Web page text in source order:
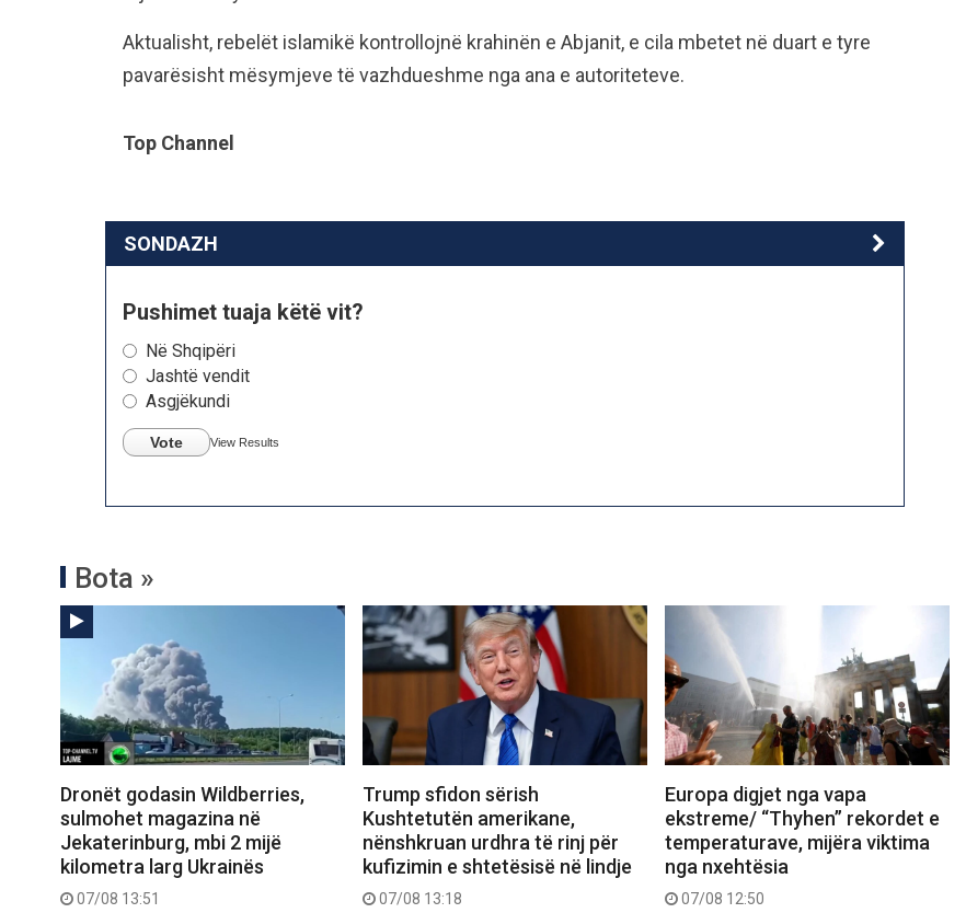
Aktualisht, rebelët islamikë kontrollojnë krahinën e Abjanit, e cila mbetet në duart e tyre
pavarësisht mësymjeve të vazhdueshme nga ana e autoriteteve.
Top Channel
SONDAZH
Pushimet tuaja këtë vit?
Në Shqipëri
Jashtë vendit
Asgjëkundi
Vote View Results
Bota »
Dronët godasin Wildberries,
sulmohet magazina në
Jekaterinburg, mbi 2 mijë
kilometra larg Ukrainës
07/08 13:51
Trump sfidon sërish
Kushtetutën amerikane,
nënshkruan urdhra të rinj për
kufizimin e shtetësisë në lindje
07/08 13:18
Europa digjet nga vapa
ekstreme/ “Thyhen” rekordet e
temperaturave, mijëra viktima
nga nxehtësia
07/08 12:50